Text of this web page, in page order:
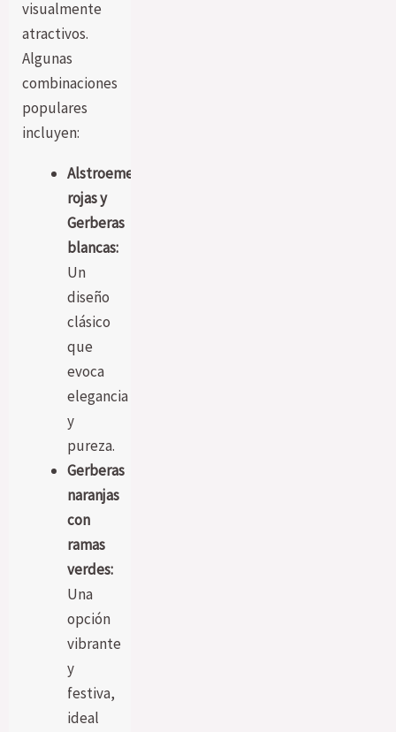
visualmente
atractivos.
Algunas
combinaciones
populares
incluyen:
Alstroemerias
rojas y
Gerberas
blancas:
Un
diseño
clásico
que
evoca
elegancia
y
pureza.
Gerberas
naranjas
con
ramas
verdes:
Una
opción
vibrante
y
festiva,
ideal